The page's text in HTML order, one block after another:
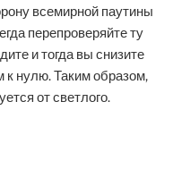
всемирной паутины
перепроверяйте ту
и тогда вы снизите
нулю. Таким образом,
от светлого.